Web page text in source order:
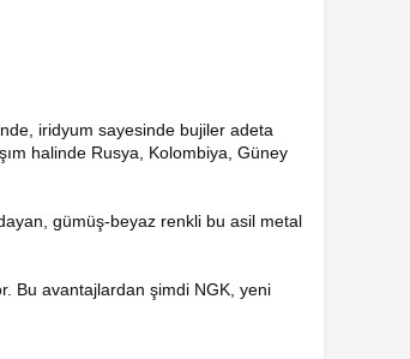
iridyum sayesinde bujiler adeta
halinde Rusya, Kolombiya, Güney
gümüş-beyaz renkli bu asil metal
Bu avantajlardan şimdi NGK, yeni